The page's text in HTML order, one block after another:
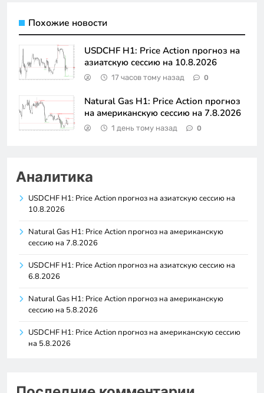
Похожие новости
USDCHF H1: Price Action прогноз на
азиатскую сессию на 10.8.2026
17 часов тому назад 0
Natural Gas H1: Price Action прогноз
на американскую сессию на 7.8.2026
1 день тому назад 0
Аналитика
USDCHF H1: Price Action прогноз на азиатскую сессию на
10.8.2026
Natural Gas H1: Price Action прогноз на американскую
сессию на 7.8.2026
USDCHF H1: Price Action прогноз на азиатскую сессию на
6.8.2026
Natural Gas H1: Price Action прогноз на американскую
сессию на 5.8.2026
USDCHF H1: Price Action прогноз на американскую сессию
на 5.8.2026